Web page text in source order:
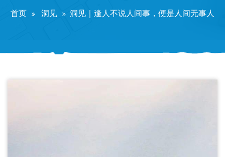
首页 洞见 洞见｜逢人不说人间事，便是人间无事人